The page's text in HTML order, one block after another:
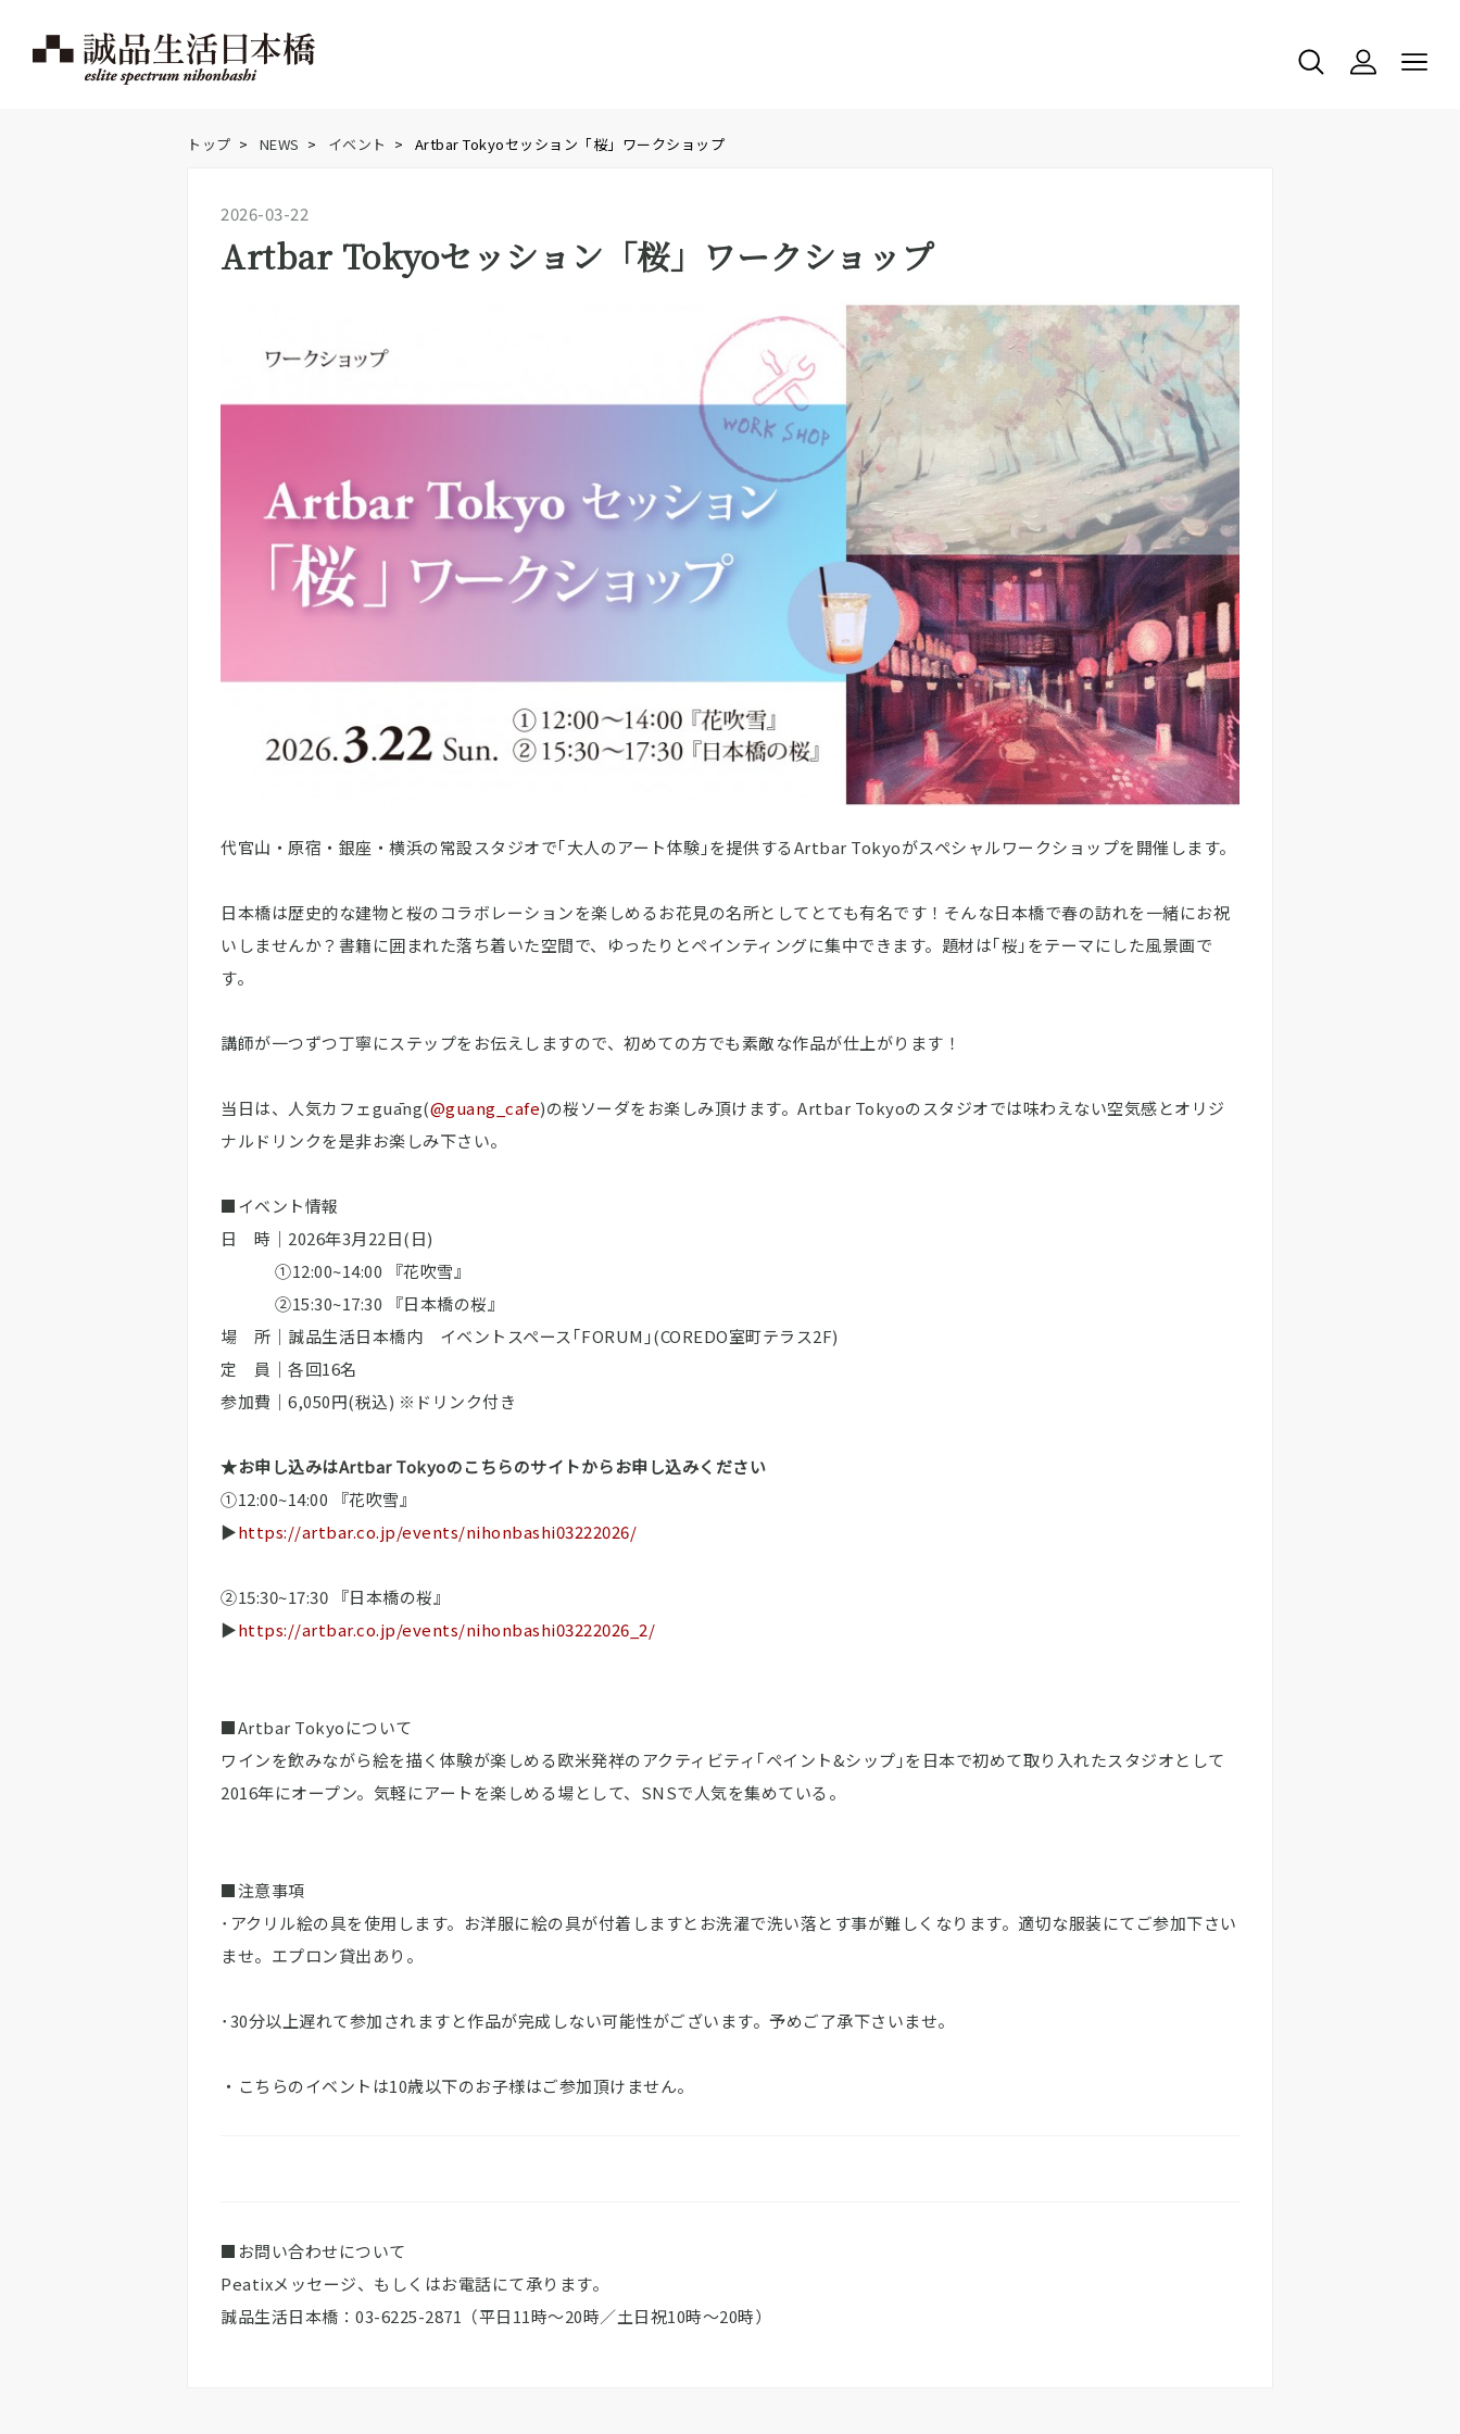
トップ > NEWS > イベント > Artbar Tokyoセッション「桜」ワークショップ
2026-03-22
Artbar Tokyoセッション「桜」ワークショップ
代官山・原宿・銀座・横浜の常設スタジオで｢大人のアート体験｣を提供するArtbar Tokyoがスペシャルワークショップを開催します。
日本橋は歴史的な建物と桜のコラボレーションを楽しめるお花見の名所としてとても有名です！そんな日本橋で春の訪れを一緒にお祝
いしませんか？書籍に囲まれた落ち着いた空間で、ゆったりとペインティングに集中できます。題材は｢桜｣をテーマにした風景画で
す。
講師が一つずつ丁寧にステップをお伝えしますので、初めての方でも素敵な作品が仕上がります！
当日は、人気カフェguāng(@guang_cafe)の桜ソーダをお楽しみ頂けます。Artbar Tokyoのスタジオでは味わえない空気感とオリジ
ナルドリンクを是非お楽しみ下さい。
■イベント情報
日 時｜2026年3月22日(日)
①12:00~14:00 『花吹雪』
②15:30~17:30 『日本橋の桜』
場 所｜誠品生活日本橋内 イベントスペース｢FORUM｣(COREDO室町テラス2F)
定 員｜各回16名
参加費｜6,050円(税込) ※ドリンク付き
★お申し込みはArtbar Tokyoのこちらのサイトからお申し込みください
①12:00~14:00 『花吹雪』
▶https://artbar.co.jp/events/nihonbashi03222026/
②15:30~17:30 『日本橋の桜』
▶https://artbar.co.jp/events/nihonbashi03222026_2/
■Artbar Tokyoについて
ワインを飲みながら絵を描く体験が楽しめる欧米発祥のアクティビティ｢ペイント&シップ｣を日本で初めて取り入れたスタジオとして
2016年にオープン。気軽にアートを楽しめる場として、SNSで人気を集めている。
■注意事項
･アクリル絵の具を使用します。お洋服に絵の具が付着しますとお洗濯で洗い落とす事が難しくなります。適切な服装にてご参加下さい
ませ。エプロン貸出あり。
･30分以上遅れて参加されますと作品が完成しない可能性がございます。予めご了承下さいませ。
・こちらのイベントは10歳以下のお子様はご参加頂けません。
■お問い合わせについて
Peatixメッセージ、もしくはお電話にて承ります。
誠品生活日本橋：03-6225-2871（平日11時～20時／土日祝10時～20時）